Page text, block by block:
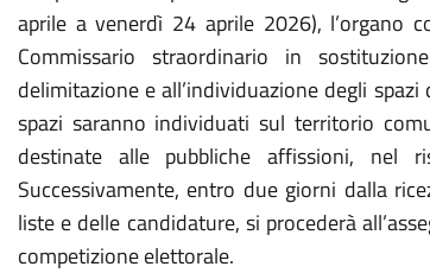
aprile a venerdì 24 aprile 2026), l’organo
Commissario straordinario in
delimitazione e all’individuazione degli
spazi saranno individuati sul territorio
destinate alle pubbliche affissioni, nel
Successivamente, entro due giorni dalla
liste e delle candidature, si procederà
competizione elettorale.